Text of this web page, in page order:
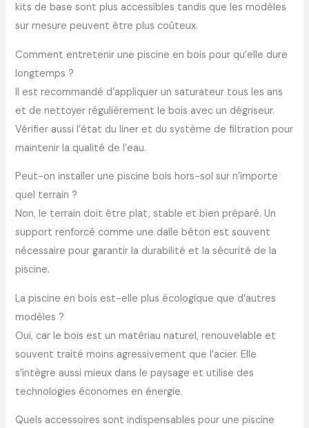
kits de base sont plus accessibles tandis que les modèles
sur mesure peuvent être plus coûteux.
Comment entretenir une piscine en bois pour qu’elle dure
longtemps ?
Il est recommandé d’appliquer un saturateur tous les ans
et de nettoyer régulièrement le bois avec un dégriseur.
Vérifier aussi l’état du liner et du système de filtration pour
maintenir la qualité de l’eau.
Peut-on installer une piscine bois hors-sol sur n’importe
quel terrain ?
Non, le terrain doit être plat, stable et bien préparé. Un
support renforcé comme une dalle béton est souvent
nécessaire pour garantir la durabilité et la sécurité de la
piscine.
La piscine en bois est-elle plus écologique que d’autres
modèles ?
Oui, car le bois est un matériau naturel, renouvelable et
souvent traité moins agressivement que l’acier. Elle
s’intègre aussi mieux dans le paysage et utilise des
technologies économes en énergie.
Quels accessoires sont indispensables pour une piscine